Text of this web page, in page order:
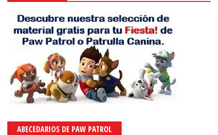
ABECEDARIOS DE PAW PATROL